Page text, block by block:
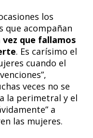
los
que acompañan
vez que fallamos
. Es carísimo el
cuando el
veces no se
la perimetral y el
a
las mujeres.